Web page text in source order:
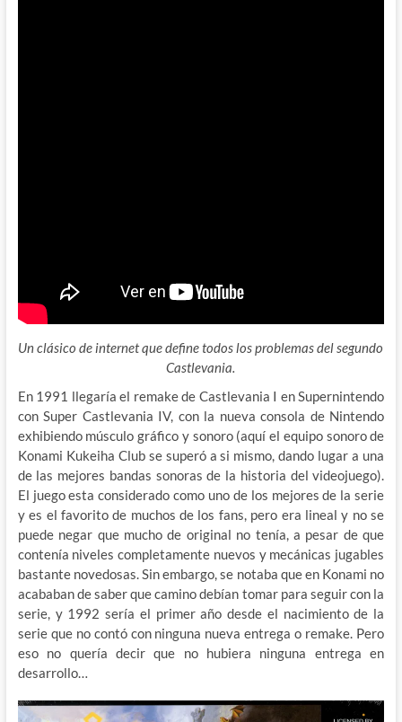
Un clásico de internet que define todos los problemas del segundo
Castlevania.
En 1991 llegaría el remake de Castlevania I en Supernintendo
con Super Castlevania IV, con la nueva consola de Nintendo
exhibiendo músculo gráfico y sonoro (aquí el equipo sonoro de
Konami Kukeiha Club se superó a si mismo, dando lugar a una
de las mejores bandas sonoras de la historia del videojuego).
El juego esta considerado como uno de los mejores de la serie
y es el favorito de muchos de los fans, pero era lineal y no se
puede negar que mucho de original no tenía, a pesar de que
contenía niveles completamente nuevos y mecánicas jugables
bastante novedosas. Sin embargo, se notaba que en Konami no
acababan de saber que camino debían tomar para seguir con la
serie, y 1992 sería el primer año desde el nacimiento de la
serie que no contó con ninguna nueva entrega o remake. Pero
eso no quería decir que no hubiera ninguna entrega en
desarrollo…